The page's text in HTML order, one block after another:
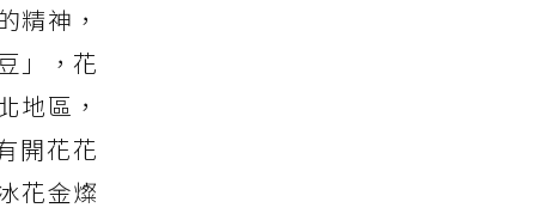
精神，
」，花
地區，
開花花
花金燦